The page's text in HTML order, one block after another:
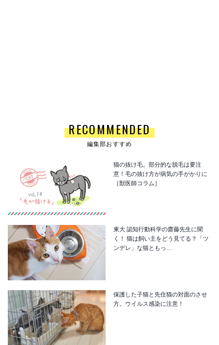
RECOMMENDED
編集部おすすめ
猫の抜け毛。部分的な脱毛は要注
意！毛の抜け方が病気の手がかりに
［獣医師コラム］
東大 認知行動科学の齋藤先生に聞
く！ 猫は飼い主をどう見てる？「ツ
ンデレ」な猫ともっ…
保護した子猫と先住猫の対面のさせ
方。ウイルス感染に注意！